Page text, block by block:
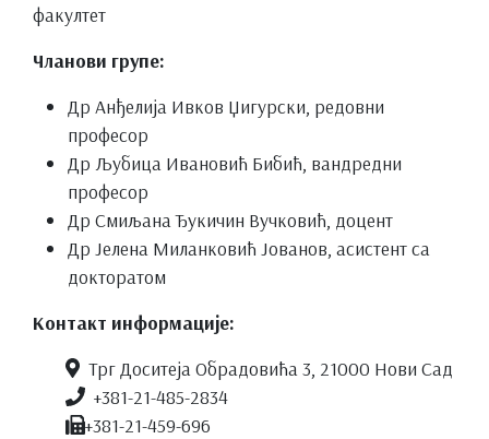
факултет
Чланови групе:
Др Анђелија Ивков Џигурски, редовни
професор
Др Љубица Ивановић Бибић, вандредни
професор
Др Смиљана Ђукичин Вучковић, доцент
Др Јелена Миланковић Јованов, асистент са
докторатом
Контакт информације:
Трг Доситеја Обрадовића 3, 21000 Нови Сад
+381-21-485-2834
+381-21-459-696